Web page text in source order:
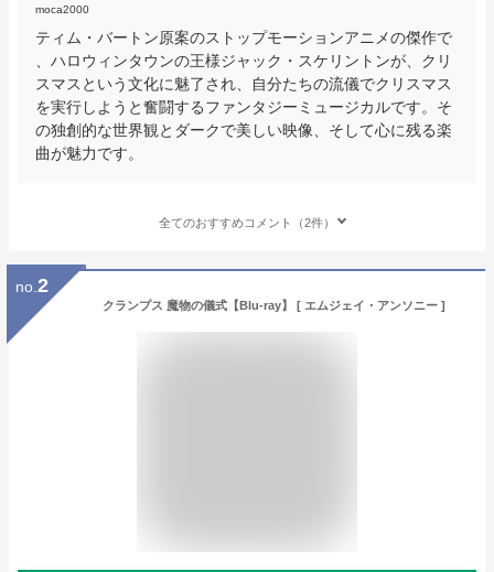
moca2000
ティム・バートン原案のストップモーションアニメの傑作で
、ハロウィンタウンの王様ジャック・スケリントンが、クリ
スマスという文化に魅了され、自分たちの流儀でクリスマス
を実行しようと奮闘するファンタジーミュージカルです。そ
の独創的な世界観とダークで美しい映像、そして心に残る楽
曲が魅力です。
全てのおすすめコメント（2件）
no. 2
クランプス 魔物の儀式【Blu-ray】 [ エムジェイ・アンソニー ]